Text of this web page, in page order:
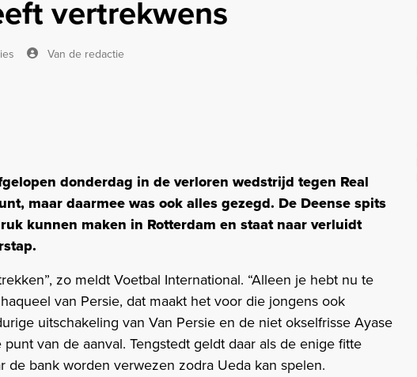
vertrekwens
Van de redactie
donderdag in de verloren wedstrijd tegen Real
maar daarmee was ook alles gezegd. De Deense spits
kunnen maken in Rotterdam en staat naar verluidt
zo meldt Voetbal International. “Alleen je hebt nu te
van Persie, dat maakt het voor die jongens ook
uitschakeling van Van Persie en de niet okselfrisse Ayase
van de aanval. Tengstedt geldt daar als de enige fitte
de bank worden verwezen zodra Ueda kan spelen.